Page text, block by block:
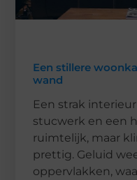
Een stillere
wand
Een strak
stucwerk en een
ruimtelijk, maar
prettig. Geluid
oppervlakken,